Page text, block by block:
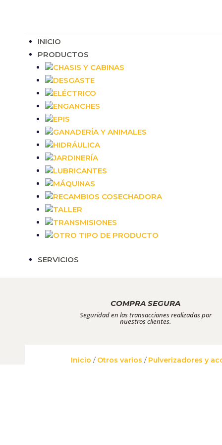
INICIO
PRODUCTOS
CHASIS Y CABINAS
DESGASTE
ELÉCTRICO
ENGANCHES
EPIS
GANADERÍA Y ANIMALES
HIDRÁULICA
JARDINERÍA
LUBRICANTES
MÁQUINAS
RECAMBIOS COSECHADORA
TALLER
TRANSMISIONES
OTRO TIPO DE PRODUCTO
SERVICIOS
COMPRA SEGURA
Seguridad en las transacciones realizadas por
nuestros clientes.
Inicio / Otros varios / Pulverizadores y
Estas cookies